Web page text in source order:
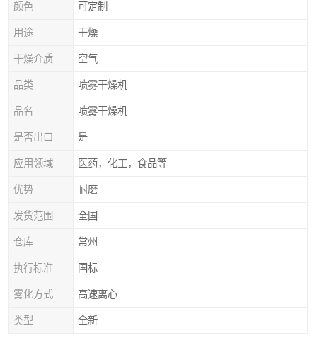
颜色 可定制
用途 干燥
干燥介质 空气
品类 喷雾干燥机
品名 喷雾干燥机
是否出口 是
应用领域 医药，化工，食品等
优势 耐磨
发货范围 全国
仓库 常州
执行标准 国标
雾化方式 高速离心
类型 全新